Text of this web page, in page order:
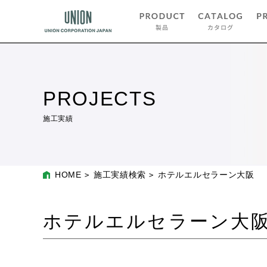
PROJECTS
施工実績
HOME 施工実績検索 ホテルエルセラーン大阪
ホテルエルセラーン大